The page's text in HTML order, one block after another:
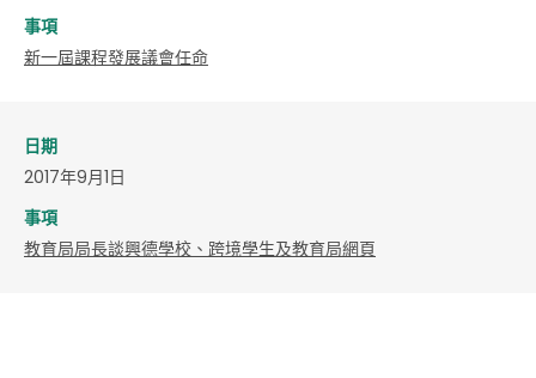
事項
新一屆課程發展議會任命
日期
2017年9月1日
事項
教育局局長談興德學校、跨境學生及教育局網頁